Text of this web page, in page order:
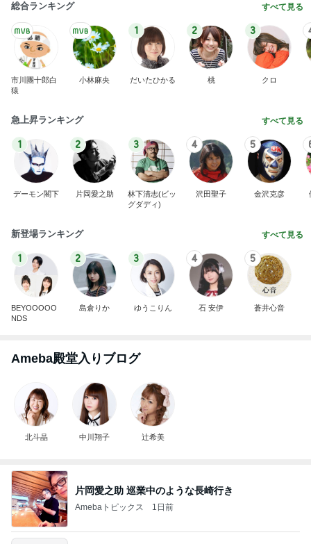
総合ランキング すべて見る
市川團十郎白
猿
小林麻央
1
だいたひかる
2
桃
3
クロ
急上昇ランキング すべて見る
1
デーモン閣下
2
片岡愛之助
3
林下清志(ビッ
グダディ)
4
沢田聖子
5
金沢克彦
新登場ランキング すべて見る
1
BEYOOOOO
NDS
2
島倉りか
3
ゆうこりん
4
石 安伊
5
蒼井心音
Ameba殿堂入りブログ
北斗晶 中川翔子 辻希美
片岡愛之助 巡業中のような長崎行き
Amebaトピックス 1日前